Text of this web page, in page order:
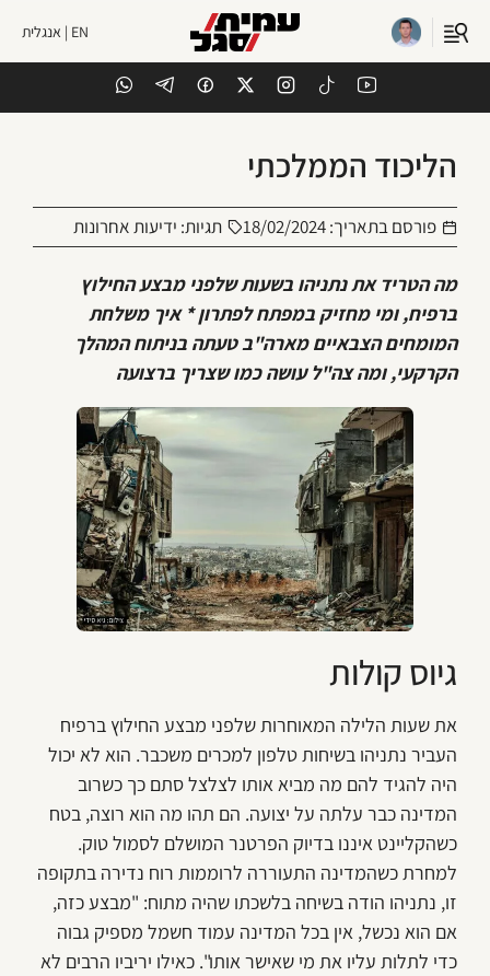
EN | אנגלית
הליכוד הממלכתי
פורסם בתאריך:18/02/2024 תגיות: ידיעות אחרונות
מה הטריד את נתניהו בשעות שלפני מבצע החילוץ
ברפיח, ומי מחזיק במפתח לפתרון * איך משלחת
המומחים הצבאיים מארה"ב טעתה בניתוח המהלך
הקרקעי, ומה צה"ל עושה כמו שצריך ברצועה
גיוס קולות
את שעות הלילה המאוחרות שלפני מבצע החילוץ ברפיח
העביר נתניהו בשיחות טלפון למכרים משכבר. הוא לא יכול
היה להגיד להם מה מביא אותו לצלצל סתם כך כשרוב
המדינה כבר עלתה על יצועה. הם תהו מה הוא רוצה, בטח
כשהקליינט איננו בדיוק הפרטנר המושלם לסמול טוק.
למחרת כשהמדינה התעוררה לרוממות רוח נדירה בתקופה
זו, נתניהו הודה בשיחה בלשכתו שהיה מתוח: "מבצע כזה,
אם הוא נכשל, אין בכל המדינה עמוד חשמל מספיק גבוה
כדי לתלות עליו את מי שאישר אותו". כאילו יריביו הרבים לא